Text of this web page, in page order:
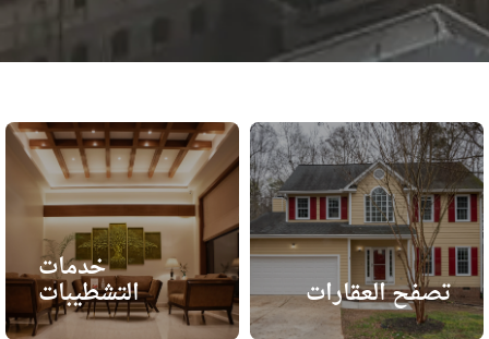
تصفح العقارات
خدمات
التشطيبات